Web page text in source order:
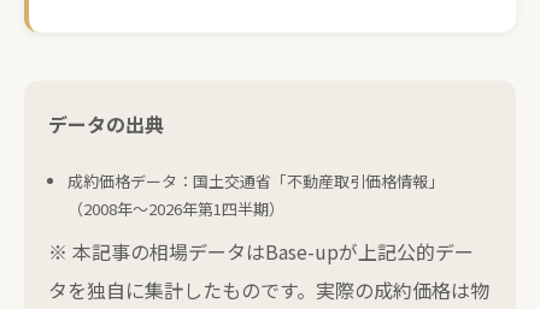
データの出典
成約価格データ：国土交通省「不動産取引価格情報」
（2008年〜2026年第1四半期）
※ 本記事の相場データはBase-upが上記公的デー
タを独自に集計したものです。実際の成約価格は物